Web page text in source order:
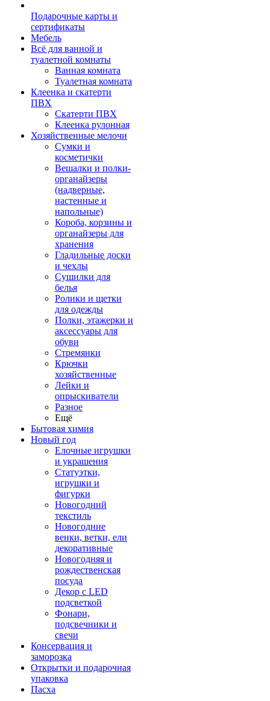
Подарочные карты и
сертификаты
Мебель
Всё для ванной и
туалетной комнаты
Ванная комната
Туалетная комната
Клеенка и скатерти
ПВХ
Скатерти ПВХ
Клеенка рулонная
Хозяйственные мелочи
Сумки и
косметички
Вешалки и полки-
органайзеры
(надверные,
настенные и
напольные)
Короба, корзины и
органайзеры для
хранения
Гладильные доски
и чехлы
Сушилки для
белья
Ролики и щетки
для одежды
Полки, этажерки и
аксессуары для
обуви
Стремянки
Крючки
хозяйственные
Лейки и
опрыскиватели
Разное
Ещё
Бытовая химия
Новый год
Елочные игрушки
и украшения
Статуэтки,
игрушки и
фигурки
Новогодний
текстиль
Новогодние
венки, ветки, ели
декоративные
Новогодняя и
рождественская
посуда
Декор с LED
подсветкой
Фонари,
подсвечники и
свечи
Консервация и
заморозка
Открытки и подарочная
упаковка
Пасха